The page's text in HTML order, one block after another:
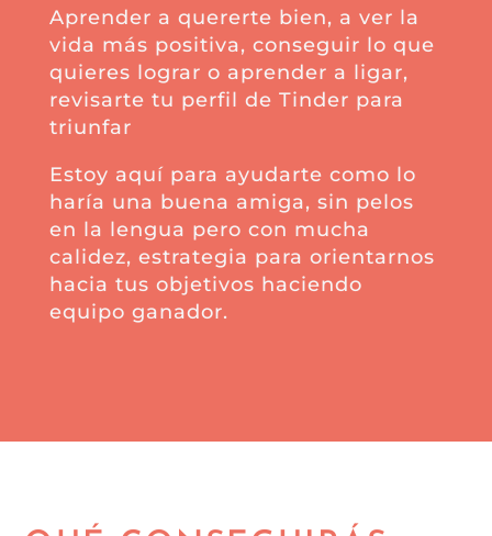
Aprender a quererte bien, a ver la
vida más positiva, conseguir lo que
quieres lograr o aprender a ligar,
revisarte tu perfil de Tinder para
triunfar
Estoy aquí para ayudarte como lo
haría una buena amiga, sin pelos
en la lengua pero con mucha
calidez, estrategia para orientarnos
hacia tus objetivos haciendo
equipo ganador.